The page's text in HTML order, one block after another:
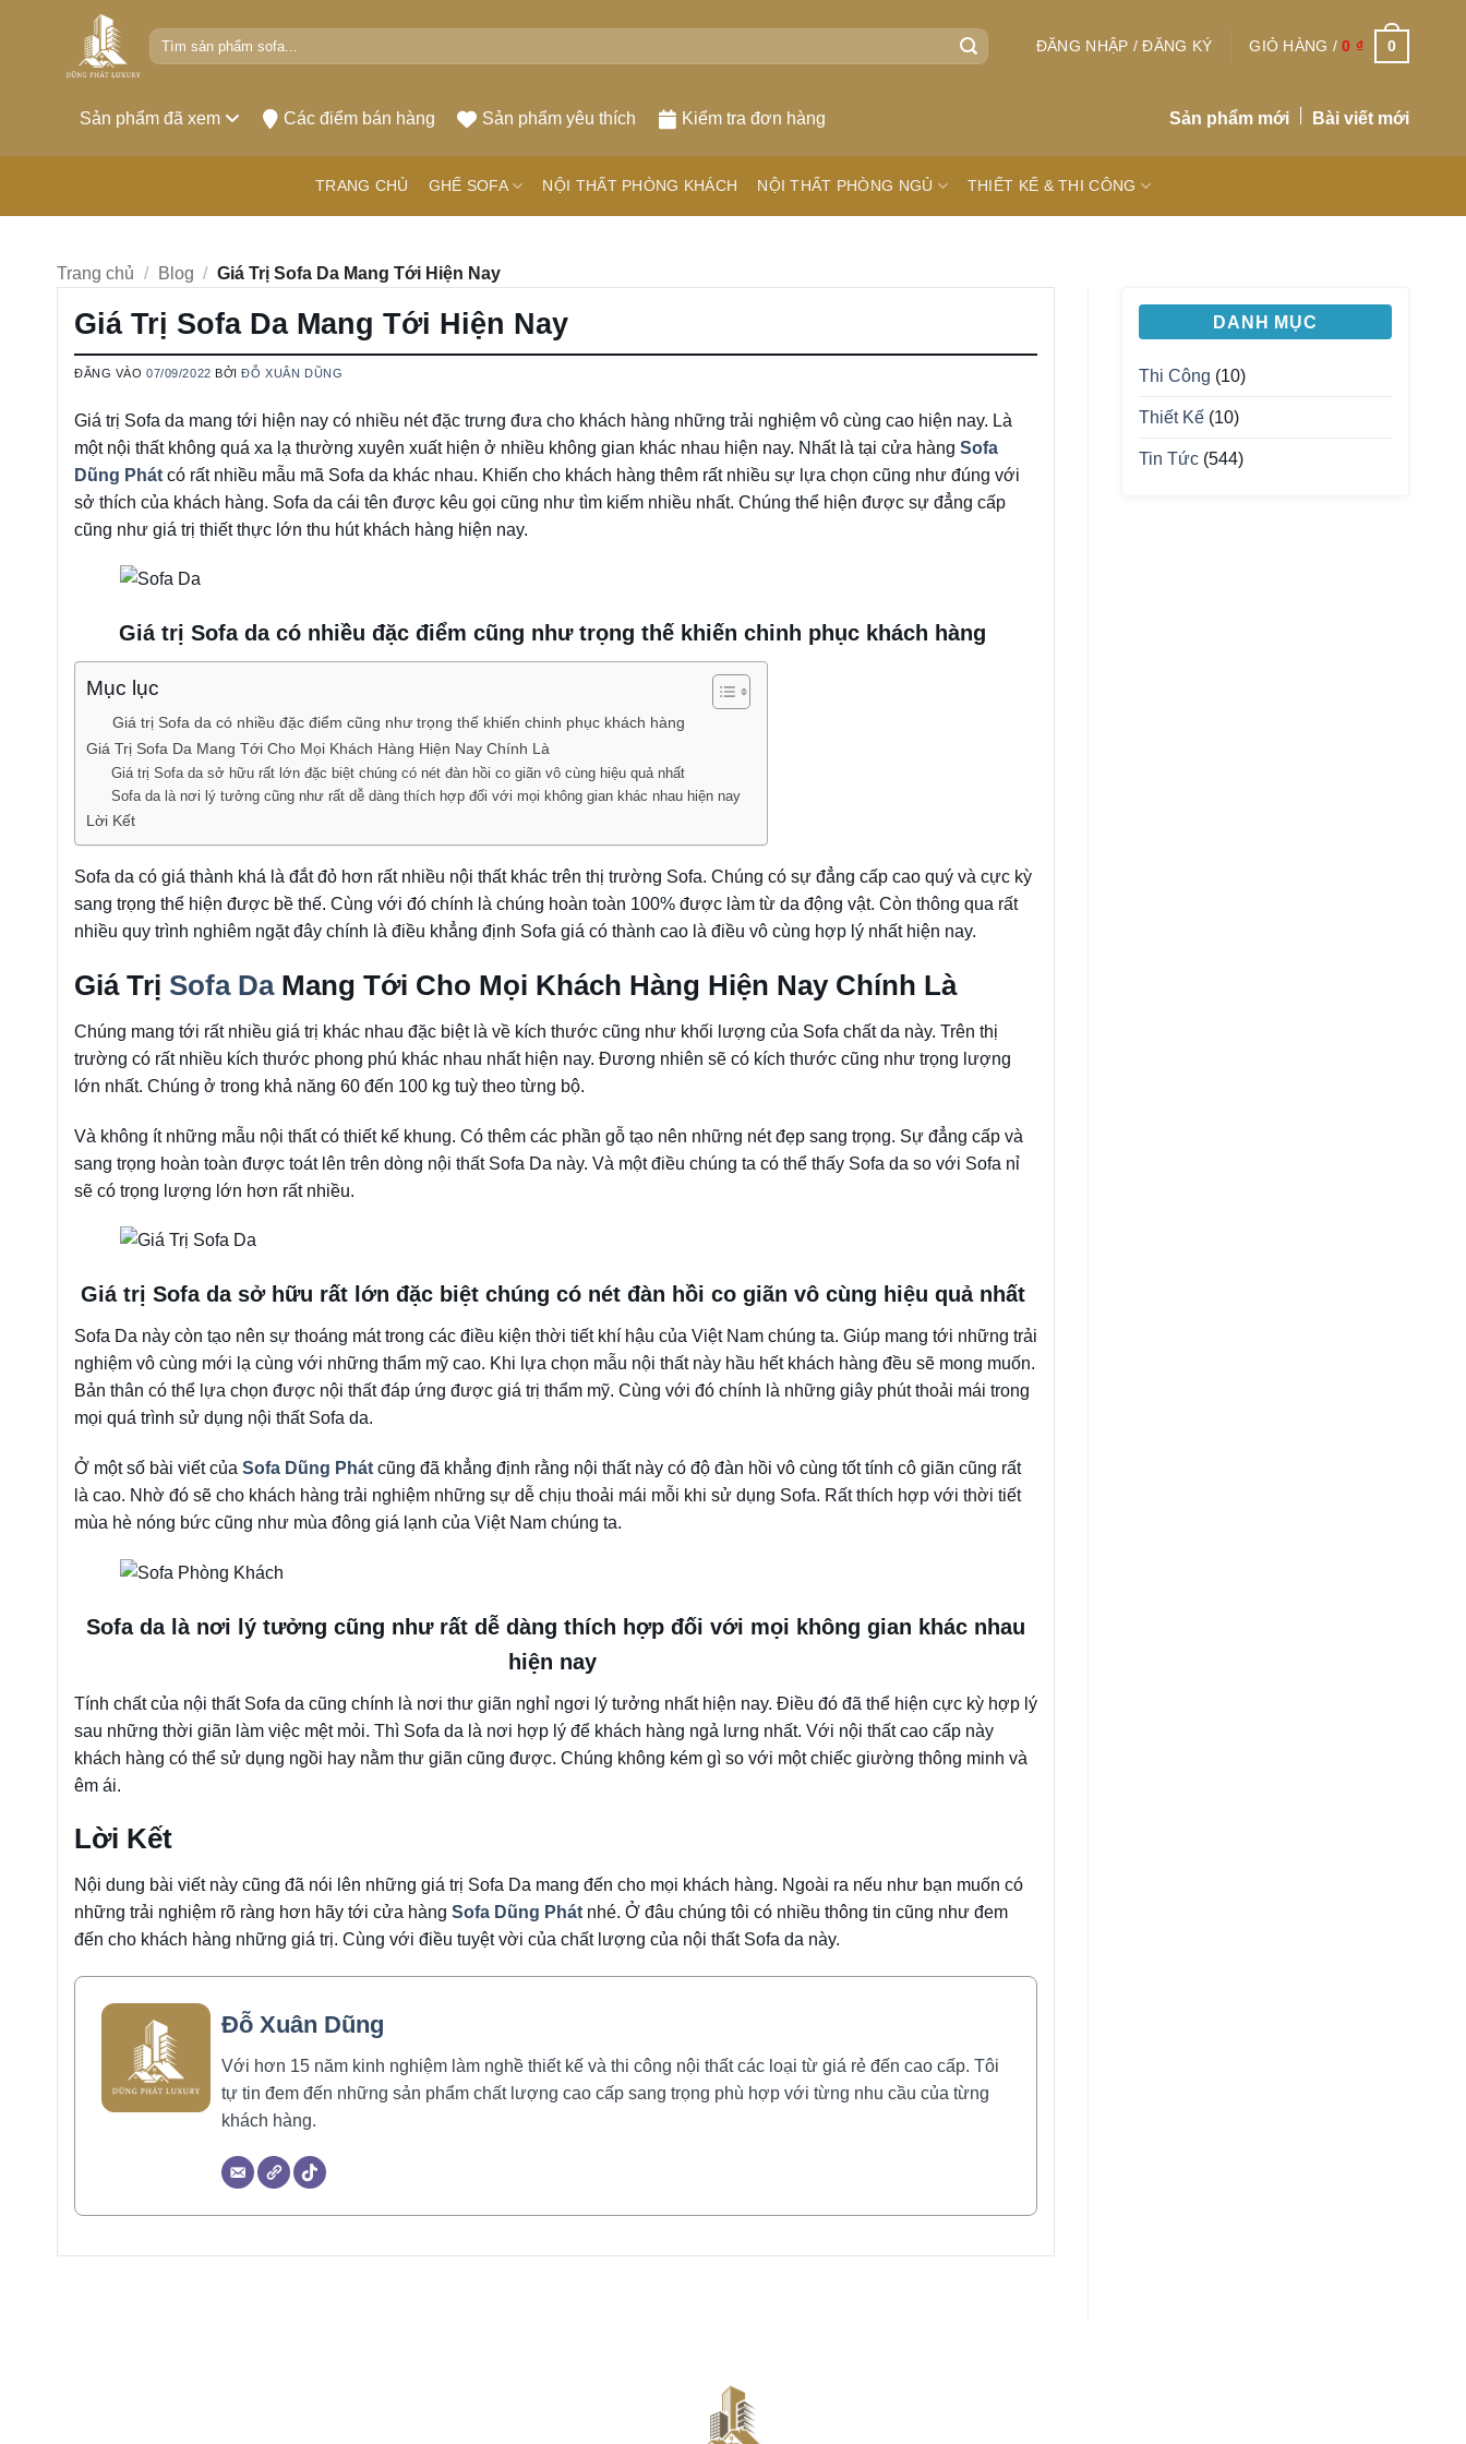
Tìm
kiếm:
ĐĂNG NHẬP / ĐĂNG KÝ GIỎ HÀNG /0 ₫ 0
Sản phẩm đã xem Các điểm bán hàng Sản phẩm yêu thích Kiểm tra đơn hàng Sản phẩm mới Bài viết mới
TRANG CHỦ GHẾ SOFA NỘI THẤT PHÒNG KHÁCH NỘI THẤT PHÒNG NGỦ THIẾT KẾ & THI CÔNG
Trang chủ / Blog / Giá Trị Sofa Da Mang Tới Hiện Nay
Giá Trị Sofa Da Mang Tới Hiện Nay
ĐĂNG VÀO07/09/2022 BỞIĐỖ XUÂN DŨNG
Giá trị Sofa da mang tới hiện nay có nhiều nét đặc trưng đưa cho khách hàng những trải nghiệm vô cùng cao hiện nay. Là
một nội thất không quá xa lạ thường xuyên xuất hiện ở nhiều không gian khác nhau hiện nay. Nhất là tại cửa hàng Sofa
Dũng Phát có rất nhiều mẫu mã Sofa da khác nhau. Khiến cho khách hàng thêm rất nhiều sự lựa chọn cũng như đúng với
sở thích của khách hàng. Sofa da cái tên được kêu gọi cũng như tìm kiếm nhiều nhất. Chúng thể hiện được sự đẳng cấp
cũng như giá trị thiết thực lớn thu hút khách hàng hiện nay.
Giá trị Sofa da có nhiều đặc điểm cũng như trọng thế khiến chinh phục khách hàng
Mục lục
Giá trị Sofa da có nhiều đặc điểm cũng như trọng thế khiến chinh phục khách hàng
Giá Trị Sofa Da Mang Tới Cho Mọi Khách Hàng Hiện Nay Chính Là
Giá trị Sofa da sở hữu rất lớn đặc biệt chúng có nét đàn hồi co giãn vô cùng hiệu quả nhất
Sofa da là nơi lý tưởng cũng như rất dễ dàng thích hợp đối với mọi không gian khác nhau hiện nay
Lời Kết
Sofa da có giá thành khá là đắt đỏ hơn rất nhiều nội thất khác trên thị trường Sofa. Chúng có sự đẳng cấp cao quý và cực kỳ
sang trọng thể hiện được bề thế. Cùng với đó chính là chúng hoàn toàn 100% được làm từ da động vật. Còn thông qua rất
nhiều quy trình nghiêm ngặt đây chính là điều khẳng định Sofa giá có thành cao là điều vô cùng hợp lý nhất hiện nay.
Giá Trị Sofa DaMang Tới Cho Mọi Khách Hàng Hiện Nay Chính Là
Chúng mang tới rất nhiều giá trị khác nhau đặc biệt là về kích thước cũng như khối lượng của Sofa chất da này. Trên thị
trường có rất nhiều kích thước phong phú khác nhau nhất hiện nay. Đương nhiên sẽ có kích thước cũng như trọng lượng
lớn nhất. Chúng ở trong khả năng 60 đến 100 kg tuỳ theo từng bộ.
Và không ít những mẫu nội thất có thiết kế khung. Có thêm các phần gỗ tạo nên những nét đẹp sang trọng. Sự đẳng cấp và
sang trọng hoàn toàn được toát lên trên dòng nội thất Sofa Da này. Và một điều chúng ta có thể thấy Sofa da so với Sofa nỉ
sẽ có trọng lượng lớn hơn rất nhiều.
Giá trị Sofa da sở hữu rất lớn đặc biệt chúng có nét đàn hồi co giãn vô cùng hiệu quả nhất
Sofa Da này còn tạo nên sự thoáng mát trong các điều kiện thời tiết khí hậu của Việt Nam chúng ta. Giúp mang tới những trải
nghiệm vô cùng mới lạ cùng với những thẩm mỹ cao. Khi lựa chọn mẫu nội thất này hầu hết khách hàng đều sẽ mong muốn.
Bản thân có thể lựa chọn được nội thất đáp ứng được giá trị thẩm mỹ. Cùng với đó chính là những giây phút thoải mái trong
mọi quá trình sử dụng nội thất Sofa da.
Ở một số bài viết của Sofa Dũng Phát cũng đã khẳng định rằng nội thất này có độ đàn hồi vô cùng tốt tính cô giãn cũng rất
là cao. Nhờ đó sẽ cho khách hàng trải nghiệm những sự dễ chịu thoải mái mỗi khi sử dụng Sofa. Rất thích hợp với thời tiết
mùa hè nóng bức cũng như mùa đông giá lạnh của Việt Nam chúng ta.
Sofa da là nơi lý tưởng cũng như rất dễ dàng thích hợp đối với mọi không gian khác nhau
hiện nay
Tính chất của nội thất Sofa da cũng chính là nơi thư giãn nghỉ ngơi lý tưởng nhất hiện nay. Điều đó đã thể hiện cực kỳ hợp lý
sau những thời giãn làm việc mệt mỏi. Thì Sofa da là nơi hợp lý để khách hàng ngả lưng nhất. Với nội thất cao cấp này
khách hàng có thể sử dụng ngồi hay nằm thư giãn cũng được. Chúng không kém gì so với một chiếc giường thông minh và
êm ái.
Lời Kết
Nội dung bài viết này cũng đã nói lên những giá trị Sofa Da mang đến cho mọi khách hàng. Ngoài ra nếu như bạn muốn có
những trải nghiệm rõ ràng hơn hãy tới cửa hàng Sofa Dũng Phát nhé. Ở đâu chúng tôi có nhiều thông tin cũng như đem
đến cho khách hàng những giá trị. Cùng với điều tuyệt vời của chất lượng của nội thất Sofa da này.
Đỗ Xuân Dũng
Với hơn 15 năm kinh nghiệm làm nghề thiết kế và thi công nội thất các loại từ giá rẻ đến cao cấp. Tôi
tự tin đem đến những sản phẩm chất lượng cao cấp sang trọng phù hợp với từng nhu cầu của từng
khách hàng.
DANH MỤC
Thi Công (10)
Thiết Kế (10)
Tin Tức (544)